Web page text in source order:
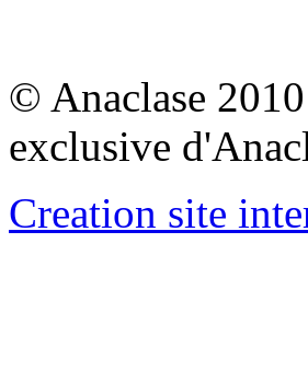
© Anaclase
exclusive
Creation site